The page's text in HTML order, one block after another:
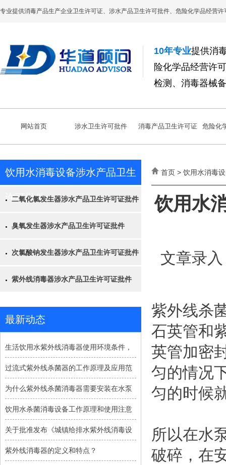
专业提供消毒产品生产企业卫生许可证、涉水产品卫生许可批件、危险化学品经营
10年专业提供消
险化学品经营许
检测、消毒器械
网站首页 涉水卫生许可批件 消毒产品卫生许可证 危险化
饮用水消毒设备涉水产品卫生
许可批件
二氧化氯发生器涉水产品卫生许可证批件
臭氧发生器涉水产品卫生许可证批件
次氯酸钠发生器涉水产品卫生许可证批件
紫外线消毒器涉水产品卫生许可证批件
最新动态
生活饮用水紫外线消毒器使用环境条件，
过流式紫外线杀菌器的工作原理及应用范
为什么紫外线杀菌消毒器需要安装在水泵
饮用水杀菌消毒设备工作原理和使用注意
关于批准发布《城镇给排水紫外线消毒设
紫外线消毒器的定义和特点？
首页 > 饮用水消毒
饮用水
文章录
紫外线杀
石英管和
英管加密
匀的情况
匀的时候
所以在水
破碎，在